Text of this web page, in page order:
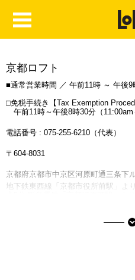
京都ロフト
■通常営業時間 ／ 午前11時 ～ 午後9
□免税手続き【Tax Exemption
午前11時～午後8時30分（11:00am
電話番号 : 075-255-6210 （代表）
〒604-8031
京都府京都市中京区河原町通三条下
地下鉄東西線「京都市役所前駅」よ